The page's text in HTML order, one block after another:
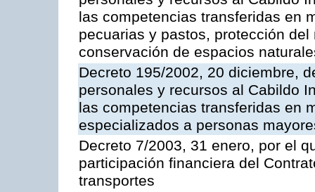
las competencias transferidas en
pecuarias y pastos, protección
conservación de espacios
Decreto 195/2002, 20 diciembre,
personales y recursos al Cabildo
las competencias transferidas en
especializados a personas
Decreto 7/2003, 31 enero, por el
participación financiera del
transportes